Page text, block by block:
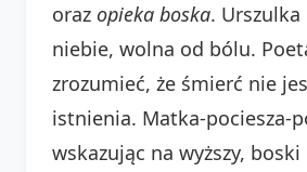
oraz opieka boska. Urszulka
niebie, wolna od bólu.
zrozumieć, że śmierć nie
istnienia. Matka-pociesza-
wskazując na wyższy,